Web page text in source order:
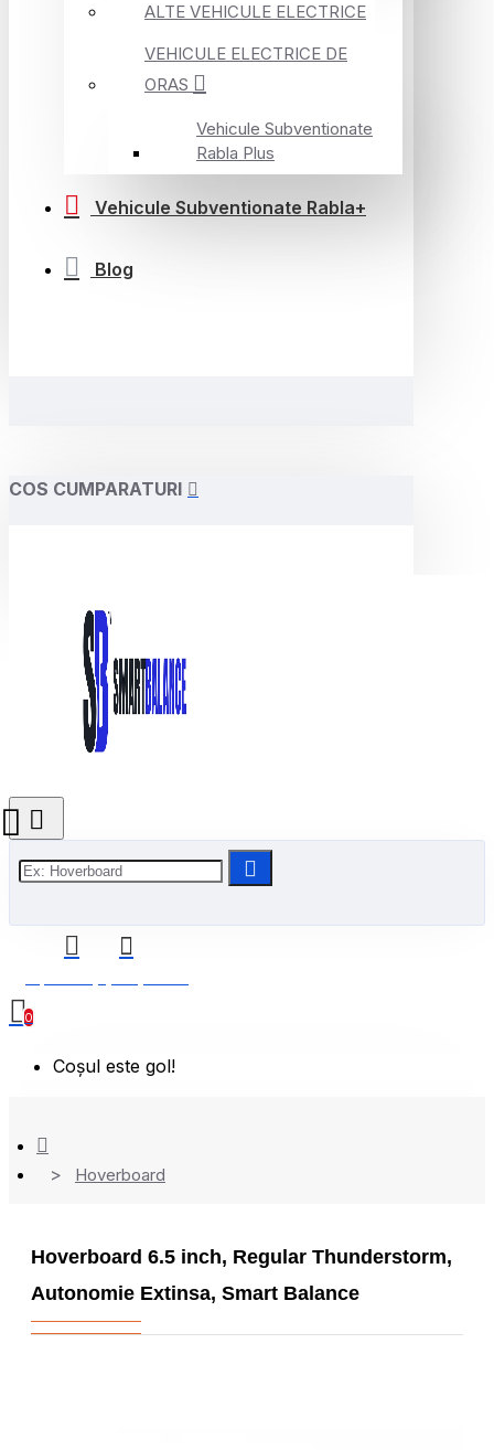
ALTE VEHICULE ELECTRICE
VEHICULE ELECTRICE DE
ORAS
Vehicule Subventionate
Rabla Plus
Vehicule Subventionate Rabla+
Blog
COS CUMPARATURI
0
Coșul este gol!
Hoverboard
Hoverboard 6.5 inch, Regular Thunderstorm,
Autonomie Extinsa, Smart Balance